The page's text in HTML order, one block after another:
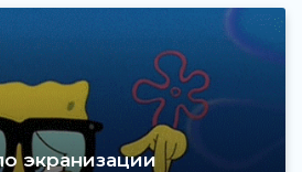
экранизации